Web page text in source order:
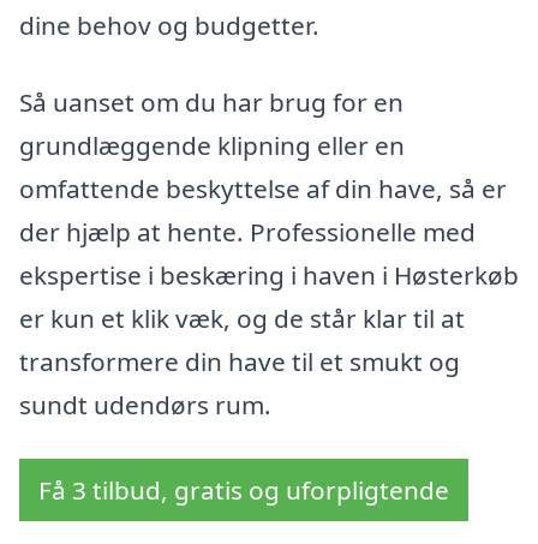
dine behov og budgetter.
Så uanset om du har brug for en
grundlæggende klipning eller en
omfattende beskyttelse af din have, så er
der hjælp at hente. Professionelle med
ekspertise i beskæring i haven i Høsterkøb
er kun et klik væk, og de står klar til at
transformere din have til et smukt og
sundt udendørs rum.
Få 3 tilbud, gratis og uforpligtende